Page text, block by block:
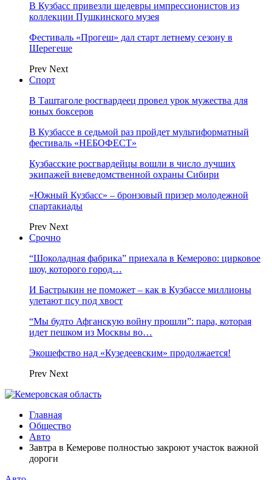
В Кузбасс привезли шедевры импрессионистов из
коллекции Пушкинского музея
Фестиваль «Прогеш» дал старт летнему сезону в
Шерегеше
Prev Next
Спорт
В Таштаголе росгвардеец провел урок мужества для
юных боксеров
В Кузбассе в седьмой раз пройдет мультиформатный
фестиваль «НЕБОФЕСТ»
Кузбасские росгвардейцы вошли в число лучших
экипажей вневедомственной охраны Сибири
«Южный Кузбасс» – бронзовый призер молодежной
спартакиады
Prev Next
Срочно
“Шоколадная фабрика” приехала в Кемерово: цирковое
шоу, которого город…
И Бастрыкин не поможет – как в Кузбассе миллионы
улетают псу под хвост
“Мы будто Афганскую войну прошли”: пара, которая
идет пешком из Москвы во…
Экошефство над «Кузедеевским» продолжается!
Prev Next
Главная
Общество
Авто
Завтра в Кемерове полностью закроют участок важной
дороги